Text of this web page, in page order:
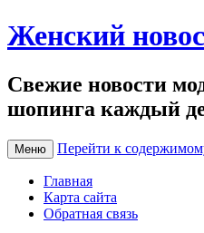
Женский
Свежие новости
шопинга каждый
Меню Перейти к
Главная
Карта сайта
Обратная связь